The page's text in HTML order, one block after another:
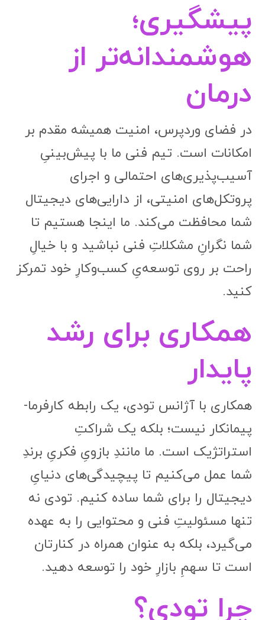
پیشگیری؛
هوشمندانه‌تر از
درمان
در فضای وردپرس، امنیت همیشه مقدم بر
امکانات است. تیم فنی ما با پیش‌بینیِ
آسیب‌پذیری‌های احتمالی و اجرای
پروتکل‌های امنیتی، از دارایی‌های دیجیتال
شما محافظت می‌کند. ما اینجا هستیم تا
شما نگرانِ مشکلاتِ فنی نباشید و با خیالِ
راحت بر روی توسعه‌یِ کسب‌وکارِ خود تمرکز
کنید.
همکاری برای رشد
پایدار
همکاری با آژانس تودی، یک رابطه کارفرما-
پیمانکار نیست؛ بلکه یک شراکتِ
استراتژیک است. ما مانندِ بازویِ فکریِ برندِ
شما عمل می‌کنیم تا پیچیدگی‌های دنیایِ
دیجیتال را برای شما ساده کنیم. تودی نه
تنها مسئولیتِ فنی و محتوایی را به عهده
می‌گیرد، بلکه به عنوان همراه در کنارتان
است تا سهمِ بازارِ خود را توسعه دهید.
چرا تودی؟